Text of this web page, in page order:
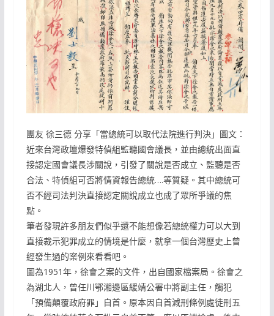
團友 徐三德 分享「當總統可以取代法院進行判決」圖文：
近來台灣政壇爆發特偵組監聽國會議長，並由總統出面直
接認定國會議長涉關說，引發了關說是否成立、監聽是否
合法、特偵組可否將情資報告總統….等質疑。其中總統可
否不經司法判決直接認定關說成立也成了眾所爭議的焦
點。
筆者發現許多朋友們似乎還不能想像若總統權力可以大到
直接裁示犯罪成立的情境是什麼，就拿一個台灣歷史上曾
經發生過的案例來看看吧。
圖為1951年，徐會之案的文件，出自國家檔案局。徐會之
為湖北人，曾任川鄂湘邊區緩靖公署中將副主任，觸犯
「預備顛覆政府罪」自首。原本因自首減刑條例處徒刑五